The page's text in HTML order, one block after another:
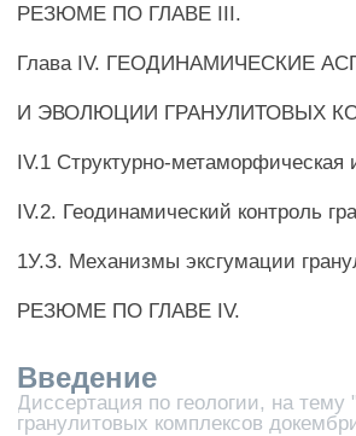
РЕЗЮМЕ ПО ГЛАВЕ III.
Глава IV. ГЕОДИНАМИЧЕСКИЕ
И ЭВОЛЮЦИИ ГРАНУЛИТОВЫХ
IV.1 Структурно-метаморфическая
IV.2. Геодинамический контроль
1У.З. Механизмы эксгумации
РЕЗЮМЕ ПО ГЛАВЕ IV.
Введение
Диссертация по геологии, на
гранулитовых комплексов